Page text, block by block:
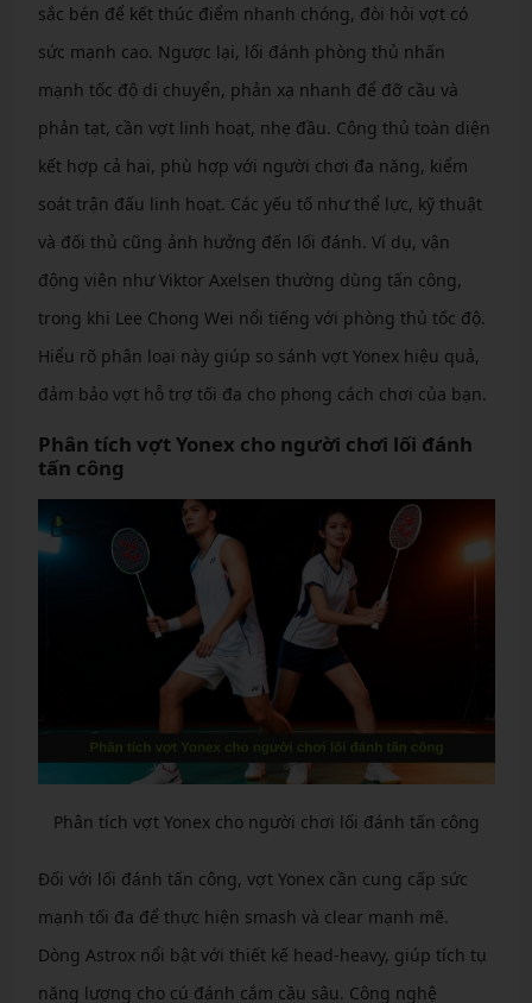
sắc bén để kết thúc điểm nhanh chóng, đòi hỏi vợt có
sức mạnh cao. Ngược lại, lối đánh phòng thủ nhấn
mạnh tốc độ di chuyển, phản xạ nhanh để đỡ cầu và
phản tạt, cần vợt linh hoạt, nhẹ đầu. Công thủ toàn diện
kết hợp cả hai, phù hợp với người chơi đa năng, kiểm
soát trận đấu linh hoạt. Các yếu tố như thể lực, kỹ thuật
và đối thủ cũng ảnh hưởng đến lối đánh. Ví dụ, vận
động viên như Viktor Axelsen thường dùng tấn công,
trong khi Lee Chong Wei nổi tiếng với phòng thủ tốc độ.
Hiểu rõ phân loại này giúp so sánh vợt Yonex hiệu quả,
đảm bảo vợt hỗ trợ tối đa cho phong cách chơi của bạn.
Phân tích vợt Yonex cho người chơi lối đánh
tấn công
Phân tích vợt Yonex cho người chơi lối đánh tấn công
Đối với lối đánh tấn công, vợt Yonex cần cung cấp sức
mạnh tối đa để thực hiện smash và clear mạnh mẽ.
Dòng Astrox nổi bật với thiết kế head-heavy, giúp tích tụ
năng lượng cho cú đánh cắm cầu sâu. Công nghệ